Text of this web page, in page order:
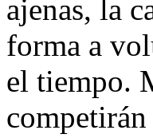
ajenas, la
forma a
el tiempo.
competirán